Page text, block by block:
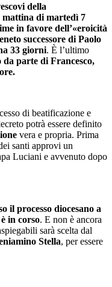
della
mattina di martedì 7
in favore dell’«eroicità
successore di Paolo
33 giorni. È l’ultimo
parte di Francesco,
di beatificazione e
potrà essere definito
vera e propria. Prima
santi approvi un
Luciani e avvenuto dopo
il processo diocesano a
in corso. E non è ancora
sarà scelta dal
Stella, per essere